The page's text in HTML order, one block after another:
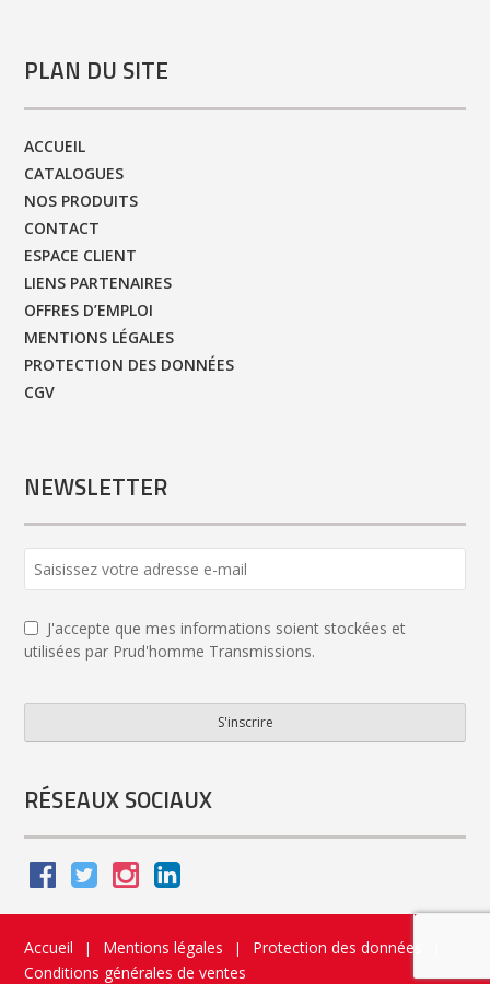
PLAN DU SITE
ACCUEIL
CATALOGUES
NOS PRODUITS
CONTACT
ESPACE CLIENT
LIENS PARTENAIRES
OFFRES D’EMPLOI
MENTIONS LÉGALES
PROTECTION DES DONNÉES
CGV
NEWSLETTER
J'accepte que mes informations soient stockées et
utilisées par Prud'homme Transmissions.
S'inscrire
URL *
RÉSEAUX SOCIAUX
Accueil | Mentions légales | Protection des données
Conditions générales de ventes